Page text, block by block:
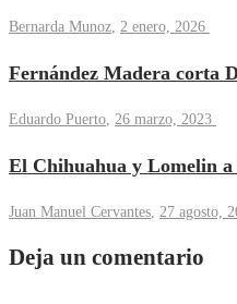
Bernarda Munoz, 2 enero, 2026
Fernández Madera corta
Eduardo Puerto, 26 marzo, 2023
El Chihuahua y Lomelin a
Juan Manuel Cervantes, 27 agosto,
Deja un comentario